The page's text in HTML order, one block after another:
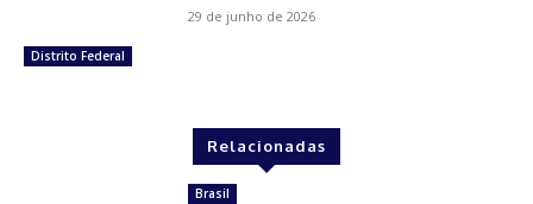
Distrito Federal
29 de junho de 2026
Relacionadas
Brasil